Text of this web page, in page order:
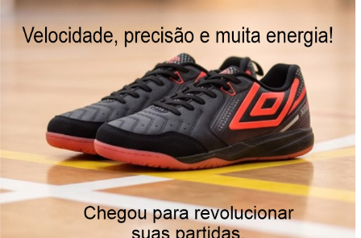
Secretaria de Saúde de Lauro
Müller registra mais de 16 mil
atendimentos no mês de
julho
Reinaldo Coan 31/07/2025